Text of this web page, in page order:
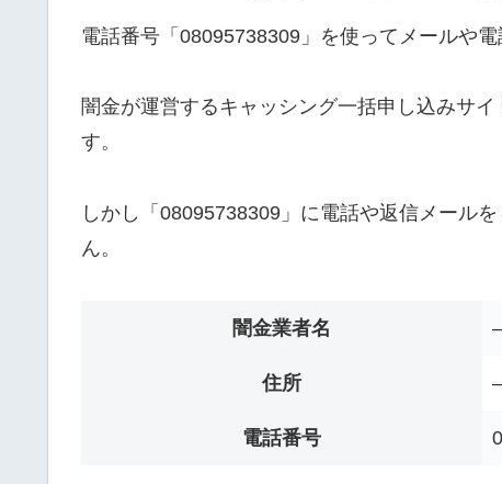
電話番号「08095738309」を使ってメールや
闇金が運営するキャッシング一括申し込みサ
す。
しかし「08095738309」に電話や返信メール
ん。
闇金業者名 –
住所 –
電話番号